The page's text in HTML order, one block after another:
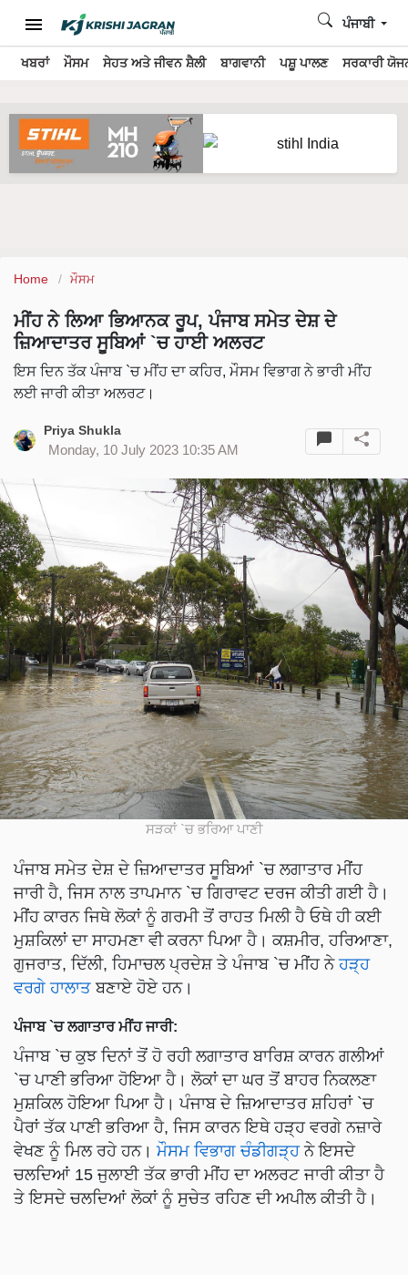
ਖਬਰਾਂ ਮੌਸਮ ਸੇਹਤ ਅਤੇ ਜੀਵਨ ਸ਼ੈਲੀ ਬਾਗਵਾਨੀ ਪਸ਼ੂ ਪਾਲਣ ਸਰਕਾਰੀ
ਪੰਜਾਬੀ
Home ਮੌਸਮ
ਮੀਂਹ ਨੇ ਲਿਆ ਭਿਆਨਕ ਰੂਪ, ਪੰਜਾਬ ਸਮੇਤ ਦੇਸ਼ ਦੇ
ਜ਼ਿਆਦਾਤਰ ਸੂਬਿਆਂ `ਚ ਹਾਈ ਅਲਰਟ
ਇਸ ਦਿਨ ਤੱਕ ਪੰਜਾਬ `ਚ ਮੀਂਹ ਦਾ ਕਹਿਰ, ਮੌਸਮ ਵਿਭਾਗ ਨੇ ਭਾਰੀ ਮੀਂਹ
ਲਈ ਜਾਰੀ ਕੀਤਾ ਅਲਰਟ।
Priya Shukla
Monday, 10 July 2023 10:35 AM
ਸੜਕਾਂ `ਚ ਭਰਿਆ ਪਾਣੀ
ਪੰਜਾਬ ਸਮੇਤ ਦੇਸ਼ ਦੇ ਜ਼ਿਆਦਾਤਰ ਸੂਬਿਆਂ `ਚ ਲਗਾਤਾਰ ਮੀਂਹ
ਜਾਰੀ ਹੈ, ਜਿਸ ਨਾਲ ਤਾਪਮਾਨ `ਚ ਗਿਰਾਵਟ ਦਰਜ ਕੀਤੀ ਗਈ ਹੈ।
ਮੀਂਹ ਕਾਰਨ ਜਿਥੇ ਲੋਕਾਂ ਨੂੰ ਗਰਮੀ ਤੋਂ ਰਾਹਤ ਮਿਲੀ ਹੈ ਓਥੇ ਹੀ ਕਈ
ਮੁਸ਼ਕਿਲਾਂ ਦਾ ਸਾਹਮਣਾ ਵੀ ਕਰਨਾ ਪਿਆ ਹੈ। ਕਸ਼ਮੀਰ, ਹਰਿਆਣਾ,
ਗੁਜਰਾਤ, ਦਿੱਲੀ, ਹਿਮਾਚਲ ਪ੍ਰਦੇਸ਼ ਤੇ ਪੰਜਾਬ `ਚ ਮੀਂਹ ਨੇਹੜ੍ਹ
ਵਰਗੇ ਹਾਲਾਤ ਬਣਾਏ ਹੋਏ ਹਨ।
ਪੰਜਾਬ `ਚ ਲਗਾਤਾਰ ਮੀਂਹ ਜਾਰੀ:
ਪੰਜਾਬ `ਚ ਕੁਝ ਦਿਨਾਂ ਤੋਂ ਹੋ ਰਹੀ ਲਗਾਤਾਰ ਬਾਰਿਸ਼ ਕਾਰਨ ਗਲੀਆਂ
`ਚ ਪਾਣੀ ਭਰਿਆ ਹੋਇਆ ਹੈ। ਲੋਕਾਂ ਦਾ ਘਰ ਤੋਂ ਬਾਹਰ ਨਿਕਲਣਾ
ਮੁਸ਼ਕਿਲ ਹੋਇਆ ਪਿਆ ਹੈ। ਪੰਜਾਬ ਦੇ ਜ਼ਿਆਦਾਤਰ ਸ਼ਹਿਰਾਂ `ਚ
ਪੈਰਾਂ ਤੱਕ ਪਾਣੀ ਭਰਿਆ ਹੈ, ਜਿਸ ਕਾਰਨ ਇਥੇ ਹੜ੍ਹ ਵਰਗੇ ਨਜ਼ਾਰੇ
ਵੇਖਣ ਨੂੰ ਮਿਲ ਰਹੇ ਹਨ। ਮੌਸਮ ਵਿਭਾਗ ਚੰਡੀਗੜ੍ਹਨੇ ਇਸਦੇ
ਚਲਦਿਆਂ 15 ਜੁਲਾਈ ਤੱਕ ਭਾਰੀ ਮੀਂਹ ਦਾ ਅਲਰਟ ਜਾਰੀ ਕੀਤਾ ਹੈ
ਤੇ ਇਸਦੇ ਚਲਦਿਆਂ ਲੋਕਾਂ ਨੂੰ ਸੁਚੇਤ ਰਹਿਣ ਦੀ ਅਪੀਲ ਕੀਤੀ ਹੈ।